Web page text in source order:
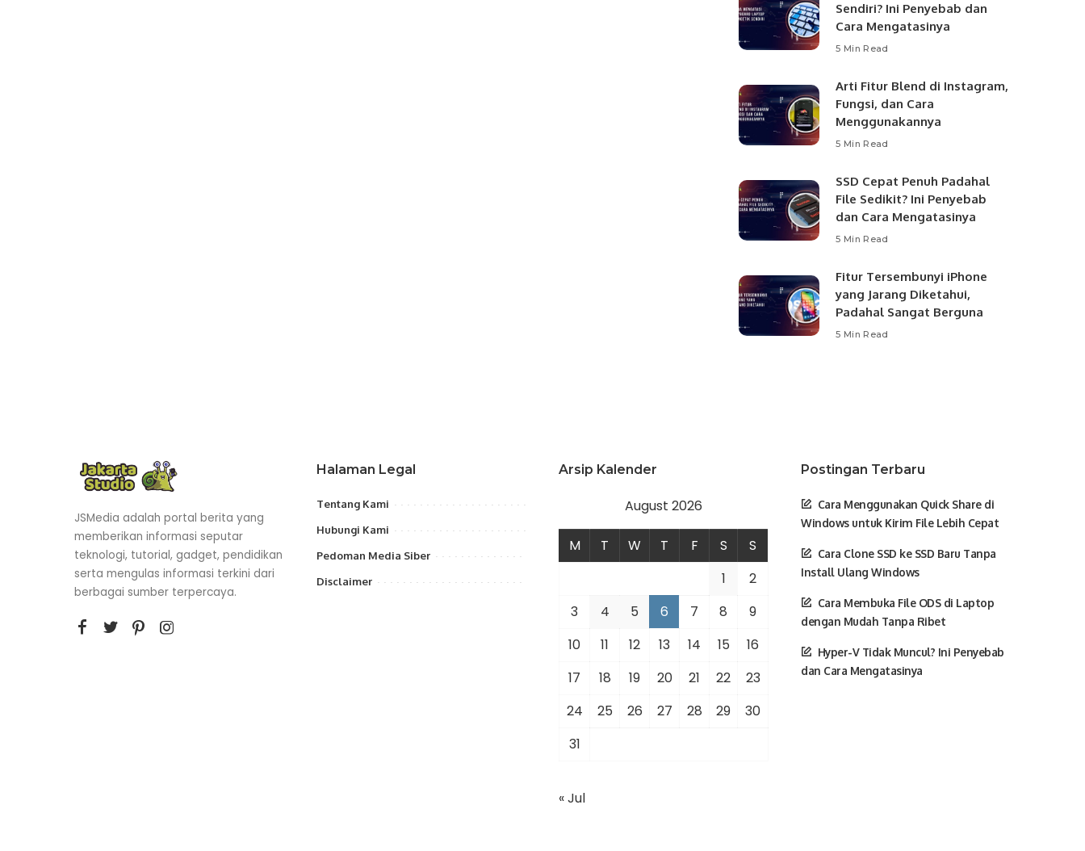
Sendiri? Ini Penyebab dan
Cara Mengatasinya
5 Min Read
Arti Fitur Blend di Instagram,
Fungsi, dan Cara
Menggunakannya
5 Min Read
SSD Cepat Penuh Padahal
File Sedikit? Ini Penyebab
dan Cara Mengatasinya
5 Min Read
Fitur Tersembunyi iPhone
yang Jarang Diketahui,
Padahal Sangat Berguna
5 Min Read
JSMedia adalah portal berita yang
memberikan informasi seputar
teknologi, tutorial, gadget, pendidikan
serta mengulas informasi terkini dari
berbagai sumber terpercaya.
Halaman Legal
Tentang Kami
Hubungi Kami
Pedoman Media Siber
Disclaimer
Arsip Kalender
August 2026
M T W T F S
S
1
2
3
4 5 6 7 8
9
10
11 12 13 14 15
16
17
18 19 20 21 22
23
24
25 26 27 28 29
30
31
« Jul
Postingan Terbaru
Cara Menggunakan Quick Share di
Windows untuk Kirim File Lebih Cepat
Cara Clone SSD ke SSD Baru Tanpa
Install Ulang Windows
Cara Membuka File ODS di Laptop
dengan Mudah Tanpa Ribet
Hyper-V Tidak Muncul? Ini Penyebab
dan Cara Mengatasinya